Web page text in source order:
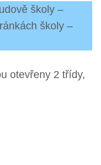
školy –
školy –
otevřeny 2 třídy,